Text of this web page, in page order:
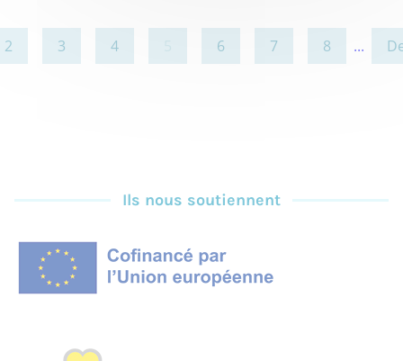
2 3 4 6 7 8 ...
Ils nous soutiennent